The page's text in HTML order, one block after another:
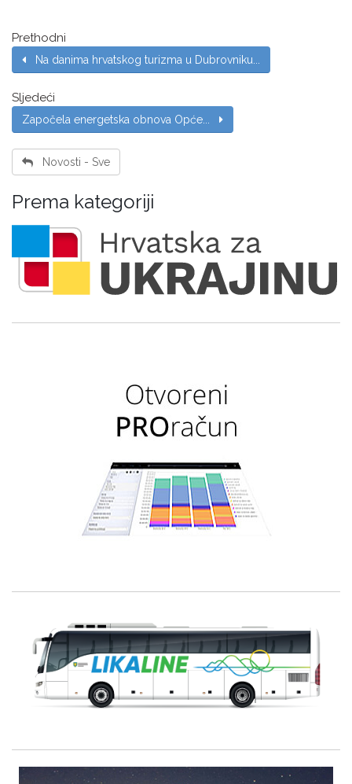
Prethodni
Na danima hrvatskog turizma u Dubrovniku...
Sljedeći
Započela energetska obnova Opće...
Novosti - Sve
Prema kategoriji